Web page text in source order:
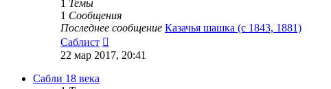
1 Темы
1 Сообщения
Последнее сообщение Казачья шашка (с 1843, 1881)
Саблист
к
22 мар 2017, 20:41
Сабли 18 века